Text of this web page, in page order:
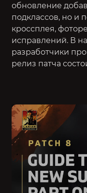
обновление
подклассов, но и
кроссплея,
исправлений. В
разработчики
релиз патча